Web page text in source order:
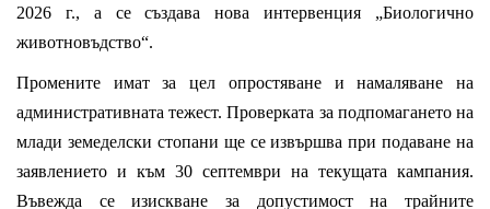
2026 г., а се създава нова интервенция „Биологично
животновъдство“.
Промените имат за цел опростяване и намаляване на
административната тежест. Проверката за подпомагането на
млади земеделски стопани ще се извършва при подаване на
заявлението и към 30 септември на текущата кампания.
Въвежда се изискване за допустимост на трайните